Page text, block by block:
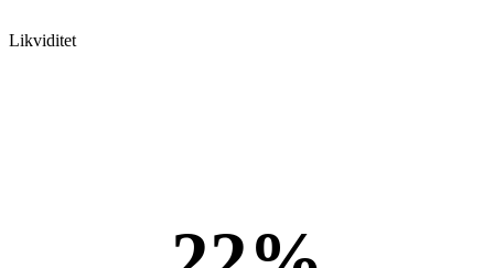
Likviditet